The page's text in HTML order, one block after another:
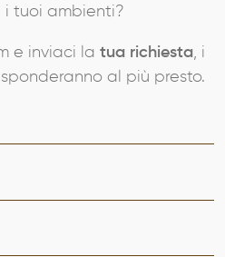
i tuoi ambienti?
e inviaci la tua richiesta, i
al più presto.